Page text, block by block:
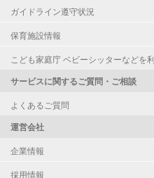
ガイドライン遵守状況
保育施設情報
こども家庭庁 ベビーシッターなどを
サービスに関するご質問・ご相談
よくあるご質問
運営会社
企業情報
採用情報